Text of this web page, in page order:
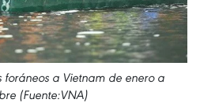
foráneos a Vietnam de enero a
(Fuente:VNA)